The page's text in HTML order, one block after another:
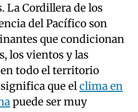
La Cordillera de los
del Pacífico son
que condicionan
los vientos y las
todo el territorio
que elclima en
puede ser muy